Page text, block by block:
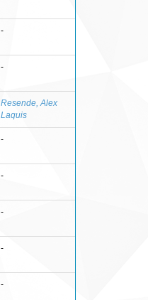
-
-
Resende, Alex
Laquis
-
-
-
-
-